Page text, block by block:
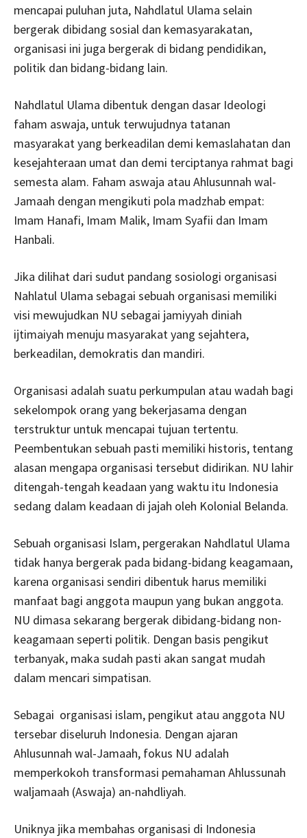
mencapai puluhan juta, Nahdlatul Ulama selain
bergerak dibidang sosial dan kemasyarakatan,
organisasi ini juga bergerak di bidang pendidikan,
politik dan bidang-bidang lain.
Nahdlatul Ulama dibentuk dengan dasar Ideologi
faham aswaja, untuk terwujudnya tatanan
masyarakat yang berkeadilan demi kemaslahatan dan
kesejahteraan umat dan demi terciptanya rahmat bagi
semesta alam. Faham aswaja atau Ahlusunnah wal-
Jamaah dengan mengikuti pola madzhab empat:
Imam Hanafi, Imam Malik, Imam Syafii dan Imam
Hanbali.
Jika dilihat dari sudut pandang sosiologi organisasi
Nahlatul Ulama sebagai sebuah organisasi memiliki
visi mewujudkan NU sebagai jamiyyah diniah
ijtimaiyah menuju masyarakat yang sejahtera,
berkeadilan, demokratis dan mandiri.
Organisasi adalah suatu perkumpulan atau wadah bagi
sekelompok orang yang bekerjasama dengan
terstruktur untuk mencapai tujuan tertentu.
Peembentukan sebuah pasti memiliki historis, tentang
alasan mengapa organisasi tersebut didirikan. NU lahir
ditengah-tengah keadaan yang waktu itu Indonesia
sedang dalam keadaan di jajah oleh Kolonial Belanda.
Sebuah organisasi Islam, pergerakan Nahdlatul Ulama
tidak hanya bergerak pada bidang-bidang keagamaan,
karena organisasi sendiri dibentuk harus memiliki
manfaat bagi anggota maupun yang bukan anggota.
NU dimasa sekarang bergerak dibidang-bidang non-
keagamaan seperti politik. Dengan basis pengikut
terbanyak, maka sudah pasti akan sangat mudah
dalam mencari simpatisan.
Sebagai organisasi islam, pengikut atau anggota NU
tersebar diseluruh Indonesia. Dengan ajaran
Ahlusunnah wal-Jamaah, fokus NU adalah
memperkokoh transformasi pemahaman Ahlussunah
waljamaah (Aswaja) an-nahdliyah.
Uniknya jika membahas organisasi di Indonesia